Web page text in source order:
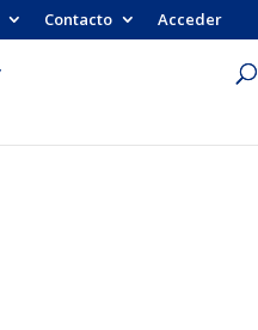
Contacto Acceder